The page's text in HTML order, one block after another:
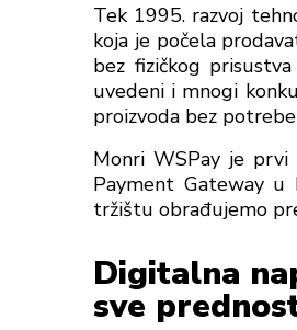
Tek 1995. razvoj
koja je počela
bez fizičkog
uvedeni i mnogi
proizvoda bez
Monri WSPay je
Payment Gateway u
tržištu obrađujemo
Digitalna
sve